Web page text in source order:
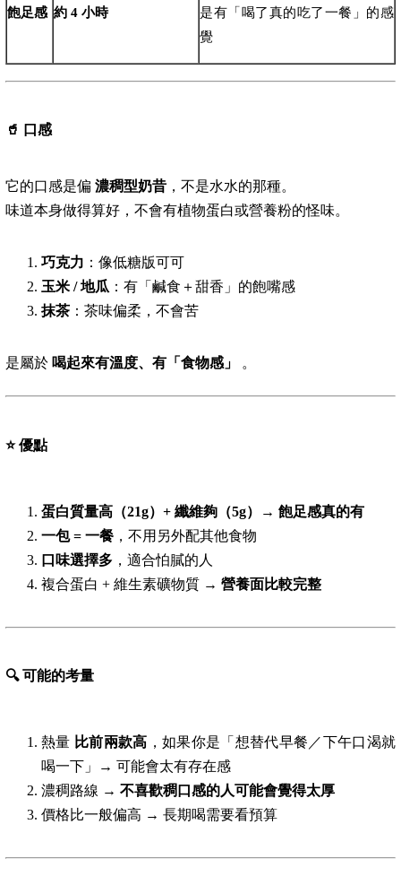
飽足感 約 4 小時
是有「喝了真的吃了一餐」的感
覺
🥤 口感
它的口感是偏 濃稠型奶昔 ，不是水水的那種。
味道本身做得算好，不會有植物蛋白或營養粉的怪味。
巧克力 ：像低糖版可可
玉米 / 地瓜 ：有「鹹食＋甜香」的飽嘴感
抹茶 ：茶味偏柔，不會苦
是屬於 喝起來有溫度、有「食物感」 。
⭐優點
蛋白質量高（21g）+ 纖維夠（5g）→ 飽足感真的有
一包 = 一餐 ，不用另外配其他食物
口味選擇多 ，適合怕膩的人
複合蛋白 + 維生素礦物質 → 營養面比較完整
🔍可能的考量
熱量 比前兩款高 ，如果你是「想替代早餐／下午口渴就
喝一下」→ 可能會太有存在感
濃稠路線 → 不喜歡稠口感的人可能會覺得太厚
價格比一般偏高 → 長期喝需要看預算